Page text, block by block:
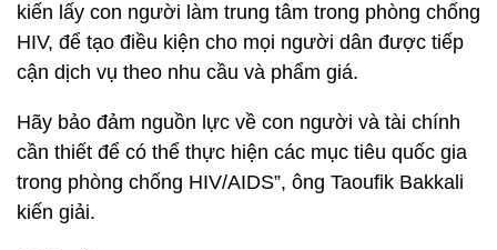
kiến lấy con người làm trung tâm trong phòng chống
HIV, để tạo điều kiện cho mọi người dân được tiếp
cận dịch vụ theo nhu cầu và phẩm giá.
Hãy bảo đảm nguồn lực về con người và tài chính
cần thiết để có thể thực hiện các mục tiêu quốc gia
trong phòng chống HIV/AIDS”, ông Taoufik Bakkali
kiến giải.